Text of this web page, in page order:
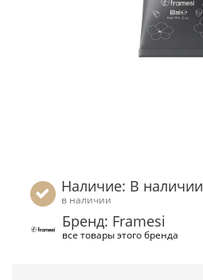
Наличие: В наличии
в наличии
Бренд: Framesi
все товары этого бренда